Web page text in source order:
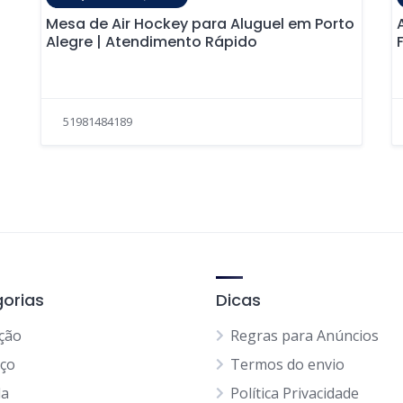
Mesa de Air Hockey para Aluguel em Porto
Alegre | Atendimento Rápido
51981484189
Dicas
Regras para Anúncios
Termos do envio
Política Privacidade